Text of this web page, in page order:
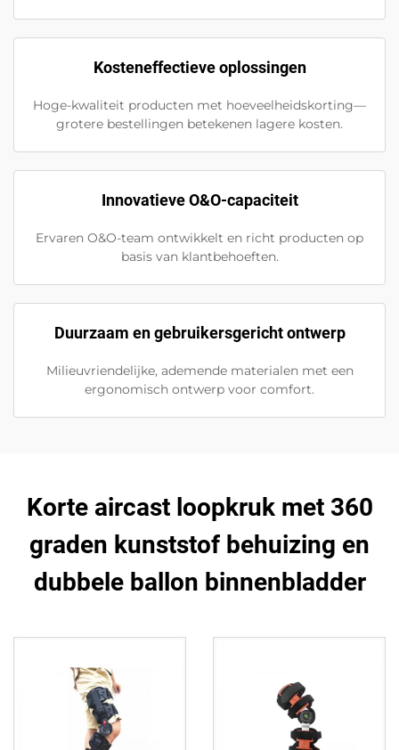
Kosteneffectieve oplossingen
Hoge-kwaliteit producten met hoeveelheidskorting—
grotere bestellingen betekenen lagere kosten.
Innovatieve O&O-capaciteit
Ervaren O&O-team ontwikkelt en richt producten op
basis van klantbehoeften.
Duurzaam en gebruikersgericht ontwerp
Milieuvriendelijke, ademende materialen met een
ergonomisch ontwerp voor comfort.
Korte aircast loopkruk met 360
graden kunststof behuizing en
dubbele ballon binnenbladder